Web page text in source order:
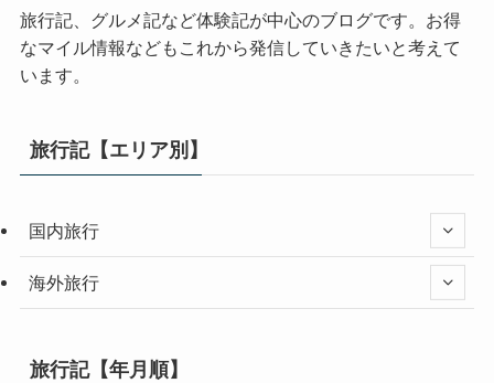
旅行記、グルメ記など体験記が中心のブログです。お得
なマイル情報などもこれから発信していきたいと考えて
います。
旅行記【エリア別】
国内旅行
海外旅行
旅行記【年月順】